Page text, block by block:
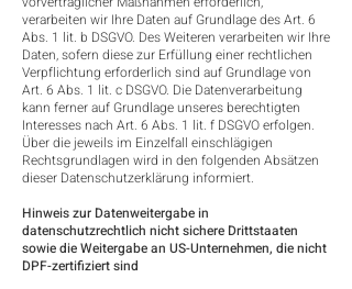
verarbeiten wir Ihre Daten auf Grundlage des Art. 6
Abs. 1 lit. b DSGVO. Des Weiteren verarbeiten wir Ihre
Daten, sofern diese zur Erfüllung einer rechtlichen
Verpflichtung erforderlich sind auf Grundlage von
Art. 6 Abs. 1 lit. c DSGVO. Die Datenverarbeitung
kann ferner auf Grundlage unseres berechtigten
Interesses nach Art. 6 Abs. 1 lit. f DSGVO erfolgen.
Über die jeweils im Einzelfall einschlägigen
Rechtsgrundlagen wird in den folgenden Absätzen
dieser Datenschutzerklärung informiert.
Hinweis zur Datenweitergabe in
datenschutzrechtlich nicht sichere Drittstaaten
sowie die Weitergabe an US-Unternehmen, die nicht
DPF-zertifiziert sind